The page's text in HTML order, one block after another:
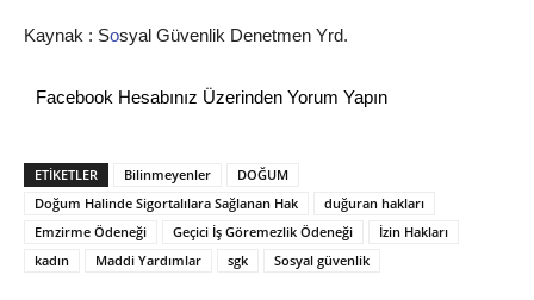
Kaynak : Sosyal Güvenlik Denetmen Yrd.
Facebook Hesabınız Üzerinden Yorum Yapın
ETİKETLER Bilinmeyenler
DOĞUM
Doğum Halinde Sigortalılara Sağlanan Hak
duğuran hakları
Emzirme Ödeneği
Geçici İş Göremezlik Ödeneği
İzin Hakları
kadın
Maddi Yardımlar sgk Sosyal güvenlik